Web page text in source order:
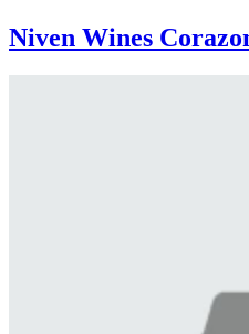
Niven Wines